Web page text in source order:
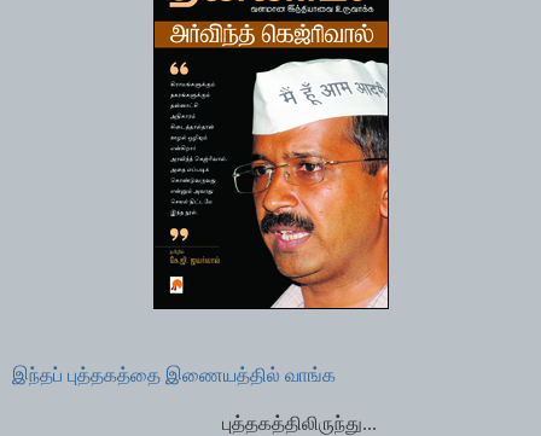
இந்தப் புத்தகத்தை இணையத்தில் வாங்க
புத்தகத்திலிருந்து...